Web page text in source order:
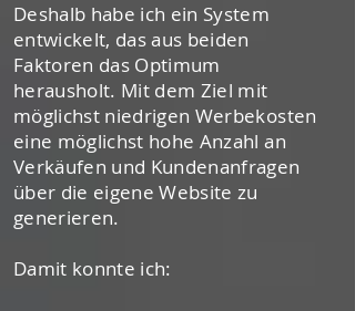
Deshalb habe ich ein System
entwickelt, das aus beiden
Faktoren das Optimum
herausholt. Mit dem Ziel mit
möglichst niedrigen Werbekosten
eine möglichst hohe Anzahl an
Verkäufen und Kundenanfragen
über die eigene Website zu
generieren.
Damit konnte ich: